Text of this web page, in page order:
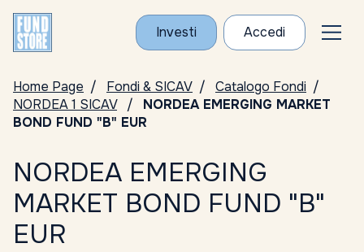
Investi Accedi
Home Page Fondi & SICAV
Catalogo Fondi
NORDEA 1 SICAV
NORDEA EMERGING MARKET
BOND FUND "B" EUR
NORDEA EMERGING
MARKET BOND FUND "B"
EUR